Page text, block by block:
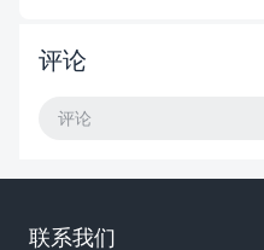
评论
评论
联系我们